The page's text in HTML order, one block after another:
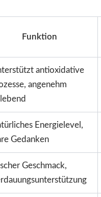
Funktion
antioxidative
angenehm
Energielevel,
Gedanken
Geschmack,